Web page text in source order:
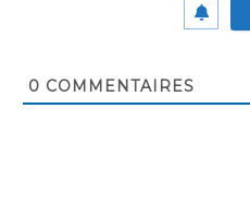
0 COMMENTAIRES